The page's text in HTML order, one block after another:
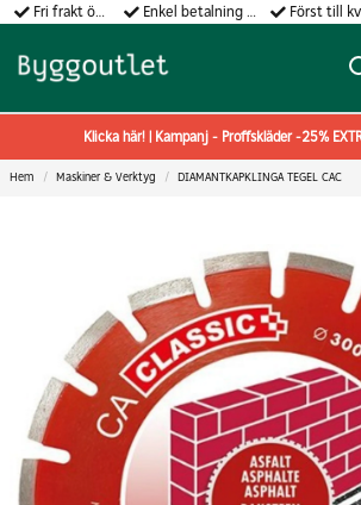
Fri frakt över 499:- Enkel betalning med Klarna Först till kvarn gäller!
Klicka här! | Kampanj - Proffskläder -25%
Hem Maskiner & Verktyg DIAMANTKAPKLINGA TEGEL CAC